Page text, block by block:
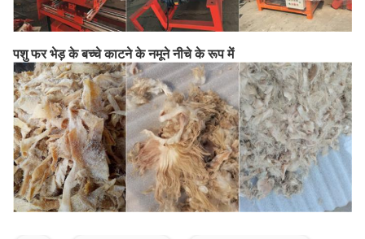
पशु फर भेड़ के बच्चे काटने के नमूने नीचे के रूप में